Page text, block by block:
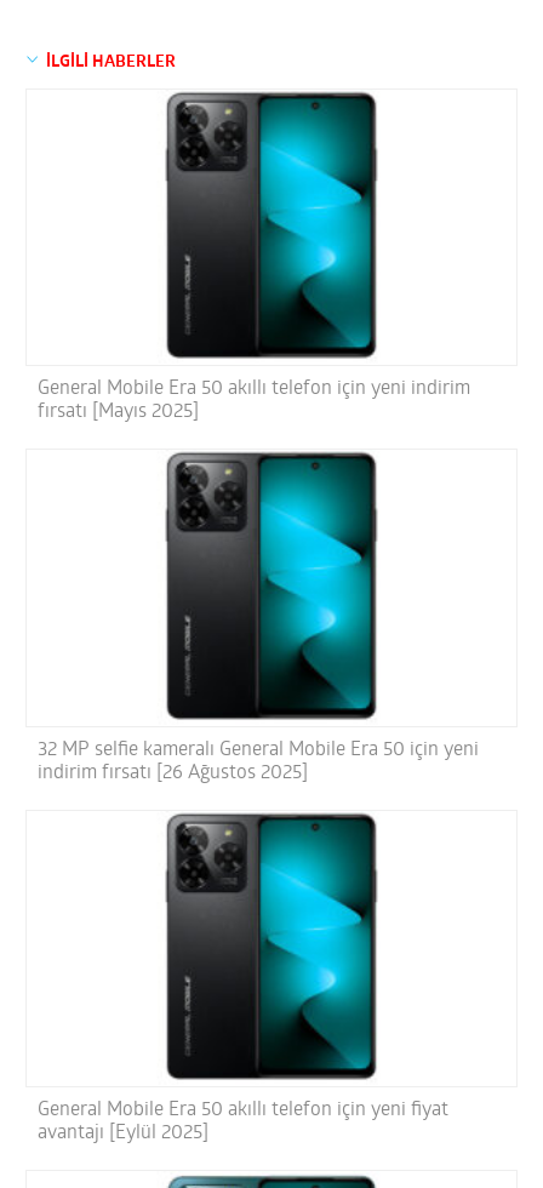
İLGİLİ HABERLER
General Mobile Era 50 akıllı telefon için yeni indirim
fırsatı [Mayıs 2025]
32 MP selfie kameralı General Mobile Era 50 için yeni
indirim fırsatı [26 Ağustos 2025]
General Mobile Era 50 akıllı telefon için yeni fiyat
avantajı [Eylül 2025]